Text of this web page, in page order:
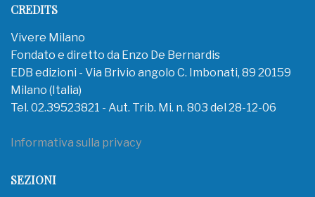
CREDITS
Vivere Milano
Fondato e diretto da Enzo De Bernardis
EDB edizioni - Via Brivio angolo C. Imbonati, 89 20159
Milano (Italia)
Tel. 02.39523821 - Aut. Trib. Mi. n. 803 del 28-12-06
Informativa sulla privacy
SEZIONI